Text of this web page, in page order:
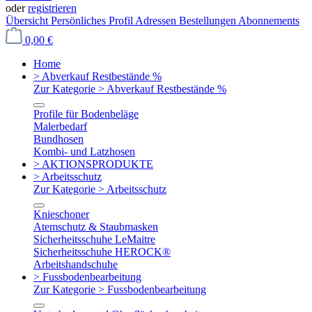
oderregistrieren
Übersicht Persönliches Profil Adressen Bestellungen Abonnements
0,00 €
Home
> Abverkauf Restbestände %
Zur Kategorie > Abverkauf Restbestände %
Profile für Bodenbeläge
Malerbedarf
Bundhosen
Kombi- und Latzhosen
> AKTIONSPRODUKTE
> Arbeitsschutz
Zur Kategorie > Arbeitsschutz
Knieschoner
Atemschutz & Staubmasken
Sicherheitsschuhe LeMaitre
Sicherheitsschuhe HEROCK®
Arbeitshandschuhe
> Fussbodenbearbeitung
Zur Kategorie > Fussbodenbearbeitung